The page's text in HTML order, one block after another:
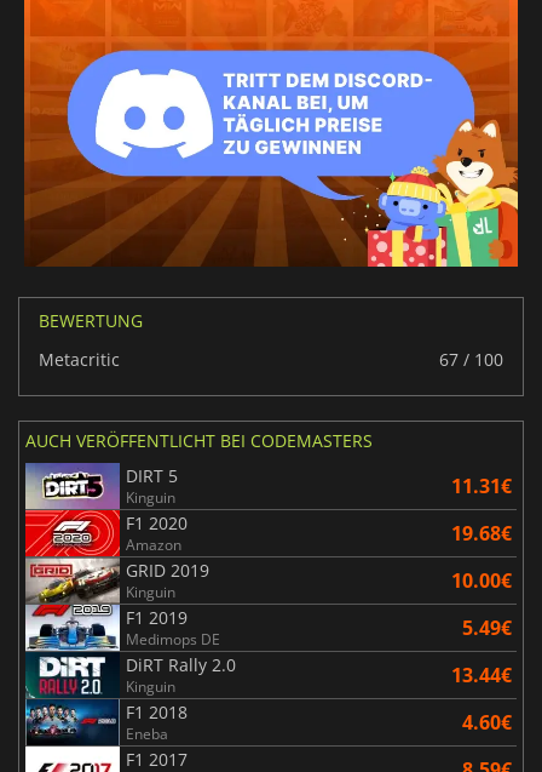
BEWERTUNG
Metacritic
67 / 100
AUCH VERÖFFENTLICHT BEI CODEMASTERS
DIRT 5
Kinguin 11.31€
F1 2020
Amazon 19.68€
GRID 2019
Kinguin 10.00€
F1 2019
Medimops DE 5.49€
DiRT Rally 2.0
Kinguin 13.44€
F1 2018
Eneba 4.60€
F1 2017